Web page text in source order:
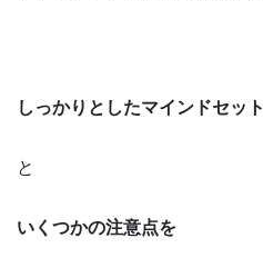
しっかりとしたマインドセット
と
いくつかの注意点を